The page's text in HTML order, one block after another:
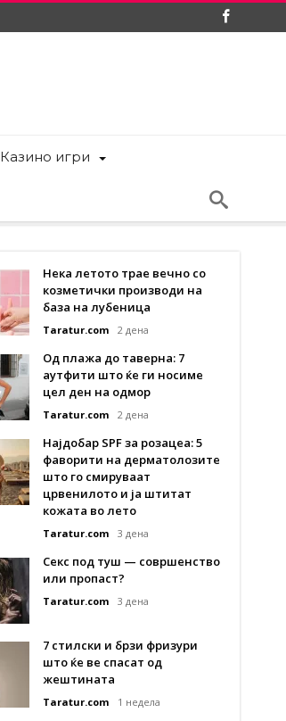
Казино игри
Нека летото трае вечно со
козметички производи на
база на лубеница
Taratur.com 2 дена
Од плажа до таверна: 7
аутфити што ќе ги носиме
цел ден на одмор
Taratur.com 2 дена
Најдобар SPF за розацеа: 5
фаворити на дерматолозите
што го смируваат
црвенилото и ја штитат
кожата во лето
Taratur.com 3 дена
Секс под туш — совршенство
или пропаст?
Taratur.com 3 дена
7 стилски и брзи фризури
што ќе ве спасат од
жештината
Taratur.com 1 недела